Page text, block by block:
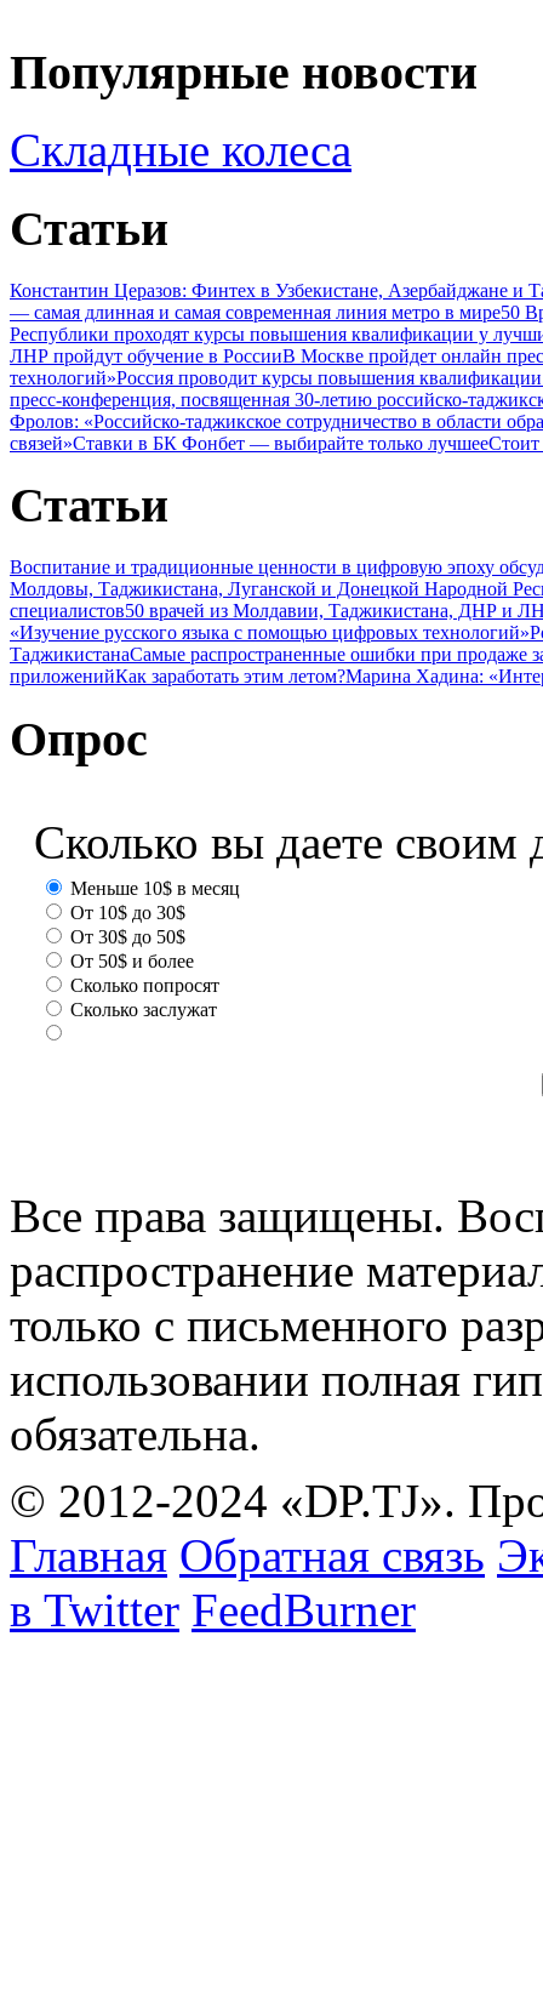
Популярные новости
Складные колеса
Статьи
Константин Церазов: Финтех в Узбекистане, Азербайджане
— самая длинная и самая современная линия метро в мире50
Республики проходят курсы повышения квалификации у
ЛНР пройдут обучение в РоссииВ Москве пройдет онлайн
технологий»Россия проводит курсы повышения квалификации
пресс-конференция, посвященная 30-летию российско-
Фролов: «Российско-таджикское сотрудничество в области
связей»Ставки в БК Фонбет — выбирайте только лучшееСтоит
Статьи
Воспитание и традиционные ценности в цифровую эпоху
Молдовы, Таджикистана, Луганской и Донецкой Народной
специалистов50 врачей из Молдавии, Таджикистана, ДНР и
«Изучение русского языка с помощью цифровых технологий»
ТаджикистанаСамые распространенные ошибки при продаже
приложенийКак заработать этим летом?Марина Хадина:
Опрос
Сколько вы даете своим
Меньше 10$ в месяц
От 10$ до 30$
От 30$ до 50$
От 50$ и более
Сколько попросят
Сколько заслужат
Все права защищены.
распространение
только с письменного
использовании полная
обязательна.
© 2012-2024 «DP.TJ».
Главная Обратная связь
в Twitter FeedBurner